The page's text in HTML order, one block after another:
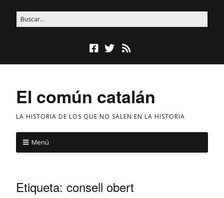
El común catalán
LA HISTORIA DE LOS QUE NO SALEN EN LA HISTORIA
Menú
Etiqueta: consell obert